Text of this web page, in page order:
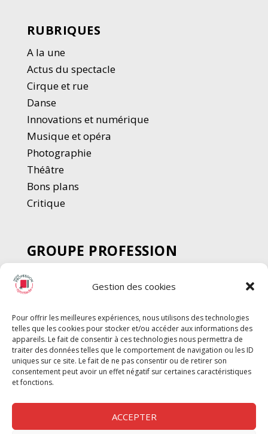
Gestion des cookies
Pour offrir les meilleures expériences, nous utilisons des technologies
telles que les cookies pour stocker et/ou accéder aux informations des
appareils. Le fait de consentir à ces technologies nous permettra de
traiter des données telles que le comportement de navigation ou les ID
uniques sur ce site. Le fait de ne pas consentir ou de retirer son
consentement peut avoir un effet négatif sur certaines caractéristiques
et fonctions.
ACCEPTER
RUBRIQUES
A la une
Actus du spectacle
Cirque et rue
Danse
Innovations et numérique
Musique et opéra
Photographie
Théâtre
Bons plans
Critique
GROUPE PROFESSION
SPECTACLE
Chèque Intermittents
Chèque Compta
Chèque Emploi Spectacle
G-Pods
Profession Audio-visuel